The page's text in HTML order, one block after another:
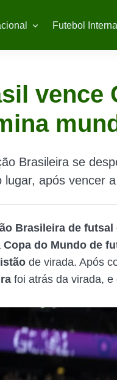
Futebol
vence
Brasileira se
lugar, após vencer
Brasileira de
Copa do Mundo de
de virada. Após
foi atrás da virada,